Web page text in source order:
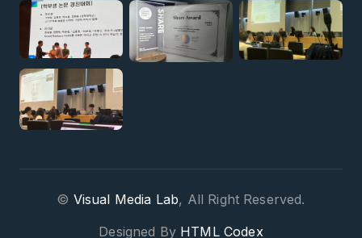
© Visual Media Lab, All Right Reserved.
Designed By HTML Codex